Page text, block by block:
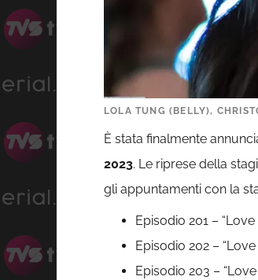
LOLA TUNG (BELLY),
È stata finalmente
2023. Le riprese della
gli appuntamenti con la
Episodio 201 –
Episodio 202 –
Episodio 203 –